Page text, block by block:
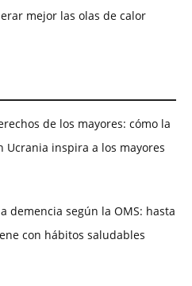
mejor las olas de calor
de los mayores: cómo la
Ucrania inspira a los mayores
demencia según la OMS: hasta
con hábitos saludables